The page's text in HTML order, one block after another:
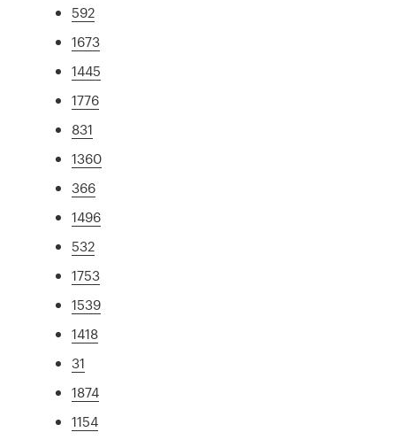
592
1673
1445
1776
831
1360
366
1496
532
1753
1539
1418
31
1874
1154